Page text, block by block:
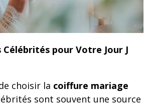
pour Votre Jour J
choisir la coiffure mariage
sont souvent une source